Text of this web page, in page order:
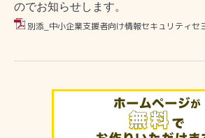
のでお知らせします。
別添_中小企業支援者向け情報セキュリティセ